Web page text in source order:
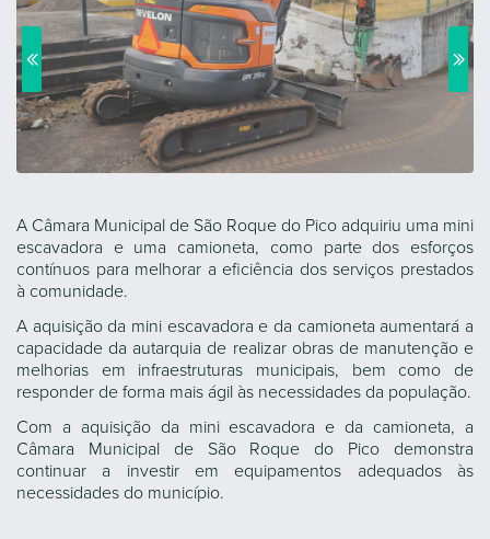
A Câmara Municipal de São Roque do Pico adquiriu uma mini
escavadora e uma camioneta, como parte dos esforços
contínuos para melhorar a eficiência dos serviços prestados
à comunidade.
A aquisição da mini escavadora e da camioneta aumentará a
capacidade da autarquia de realizar obras de manutenção e
melhorias em infraestruturas municipais, bem como de
responder de forma mais ágil às necessidades da população.
Com a aquisição da mini escavadora e da camioneta, a
Câmara Municipal de São Roque do Pico demonstra
continuar a investir em equipamentos adequados às
necessidades do município.